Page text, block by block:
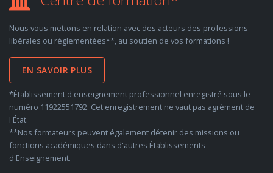
Nous vous mettons en relation avec des acteurs des professions
libérales ou réglementées**, au soutien de vos formations !
EN SAVOIR PLUS
*Établissement d'enseignement professionnel enregistré sous le
numéro 11922551792. Cet enregistrement ne vaut pas agrément de
l'État.
**Nos formateurs peuvent également détenir des missions ou
fonctions académiques dans d'autres Établissements
d'Enseignement.